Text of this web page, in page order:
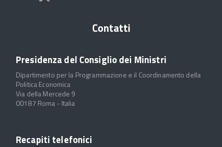
Contatti
Presidenza del Consiglio dei Ministri
Dipartimento per la Programmazione e il Coordinamento della
Politica Economica
Via della Mercede 9
00187 Roma - Italia
Recapiti telefonici